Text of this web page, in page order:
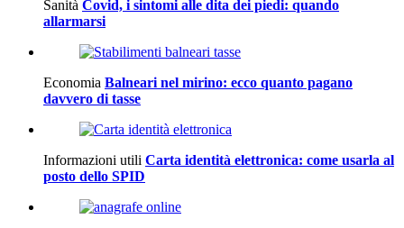
Sanità Covid, i sintomi alle dita dei piedi: quando
allarmarsi
Economia Balneari nel mirino: ecco quanto pagano
davvero di tasse
Informazioni utili Carta identità elettronica: come usarla al
posto dello SPID